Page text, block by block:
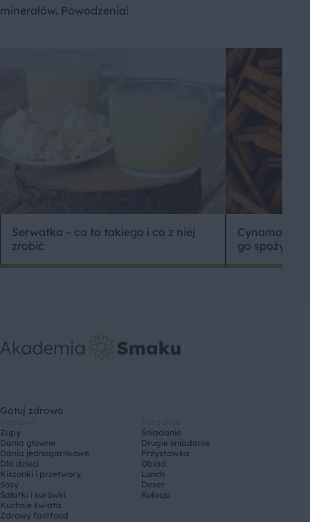
minerałów. Powodzenia!
Serwatka – co to takiego i co z niej
zrobić
Cynamon –
go
Gotuj zdrowo
Zupy
Dania główne
Dania jednogarnkowe
Dla dzieci
Kiszonki i przetwory
Sosy
Sałatki i surówki
Kuchnie świata
Zdrowy fastfood
Śniadanie
Drugie śniadanie
Przystawka
Obiad
Lunch
Deser
Kolacja